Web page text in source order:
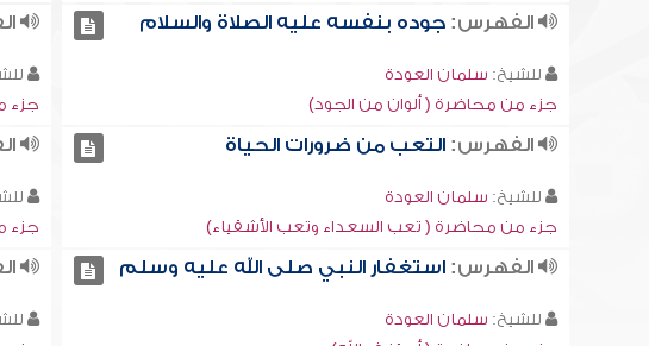
الفهرس:جوده بنفسه عليه الصلاة والسلام
للشيخ: سلمان العودة
جزء من محاضرة ( ألوان من الجود)
جزء
الفهرس:التعب من ضرورات الحياة
للشيخ: سلمان العودة
جزء من محاضرة ( تعب السعداء وتعب الأشقياء)
جزء
الفهرس:استغفار النبي صلى الله عليه وسلم
للشيخ: سلمان العودة